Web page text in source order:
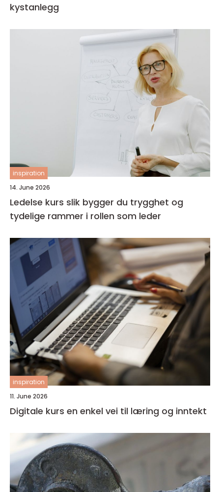
kystanlegg
inspiration
14. June 2026
Ledelse kurs slik bygger du trygghet og
tydelige rammer i rollen som leder
inspiration
11. June 2026
Digitale kurs en enkel vei til læring og inntekt